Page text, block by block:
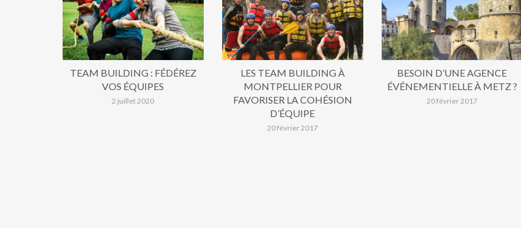
TEAM BUILDING : FÉDÉREZ
VOS ÉQUIPES
2 juillet 2020
LES TEAM BUILDING À
MONTPELLIER POUR
FAVORISER LA COHÉSION
D’ÉQUIPE
20 février 2017
BESOIN D’UNE AGENCE
ÉVÉNEMENTIELLE À METZ ?
20 février 2017